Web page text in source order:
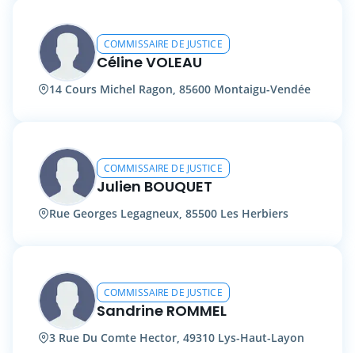
COMMISSAIRE DE JUSTICE
Céline VOLEAU
14 Cours Michel Ragon, 85600 Montaigu-Vendée
COMMISSAIRE DE JUSTICE
Julien BOUQUET
Rue Georges Legagneux, 85500 Les Herbiers
COMMISSAIRE DE JUSTICE
Sandrine ROMMEL
3 Rue Du Comte Hector, 49310 Lys-Haut-Layon